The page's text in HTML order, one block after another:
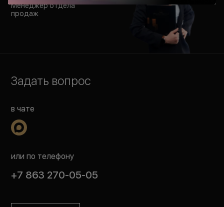
Менеджер отдела
продаж
Задать вопрос
в чате
или по телефону
+7 863 270-05-05